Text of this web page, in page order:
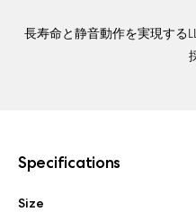
長寿命と静音動作を実現する
Specifications
Size